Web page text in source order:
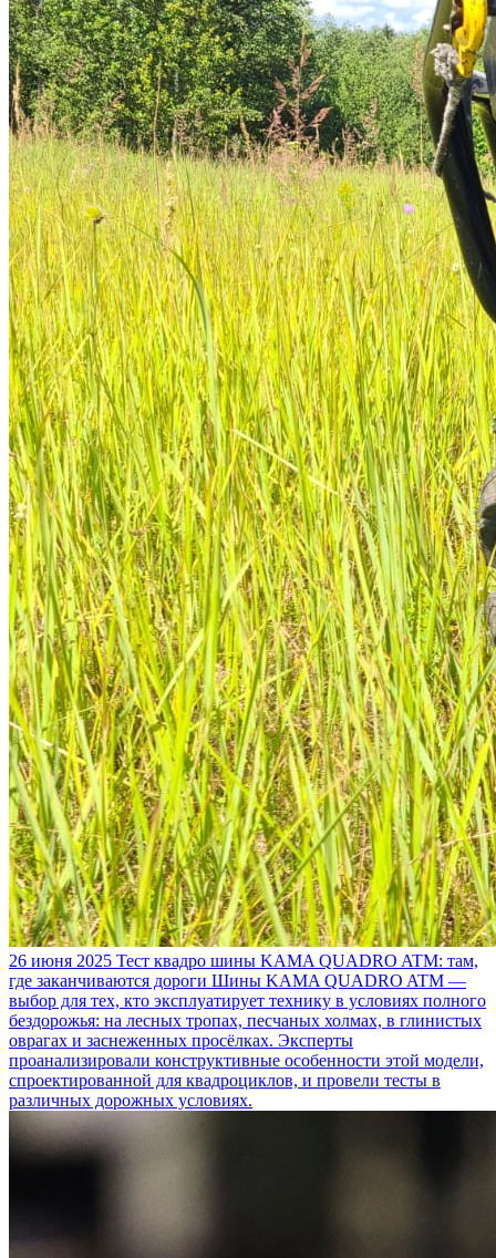
26 июня 2025 Тест квадро шины KAMA QUADRO ATM: там,
где заканчиваются дороги Шины KAMA QUADRO ATM —
выбор для тех, кто эксплуатирует технику в условиях полного
бездорожья: на лесных тропах, песчаных холмах, в глинистых
оврагах и заснеженных просёлках. Эксперты
проанализировали конструктивные особенности этой модели,
спроектированной для квадроциклов, и провели тесты в
различных дорожных условиях.